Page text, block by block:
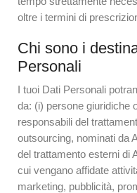
oltre i termini di
Chi sono i
Personali
I tuoi Dati Personali
da: (i) persone giuridiche
responsabili del
outsourcing, nominati da
del trattamento esterni di
cui vengano affidate
marketing, pubblicità,